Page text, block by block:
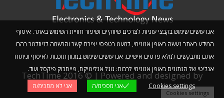
אנו עושים שימוש בקבצי עוגיות לצרכים שיווקיים ושיפור חוויית השימוש באתר. איסוף
המידע באתר נעשה באופן אנונימי, למעט בטפסי יצירת קשר והרשמה לניוזלטר בהם
אתם מתבקשים למלא פרטים אישיים. אנו עושים שימוש במגוון תוכנות לאיסוף וניתוח
אנליטי של הנתונים באופן אנונימי לרבות: גוגל אנליטיקס, פייסבוק פיקסל ועוד.
Cookies settings
אני מסכימ/ה אני לא מסכימ/ה
Cookies settings
TechTime 2016 © | Powered and designed by
Planwize